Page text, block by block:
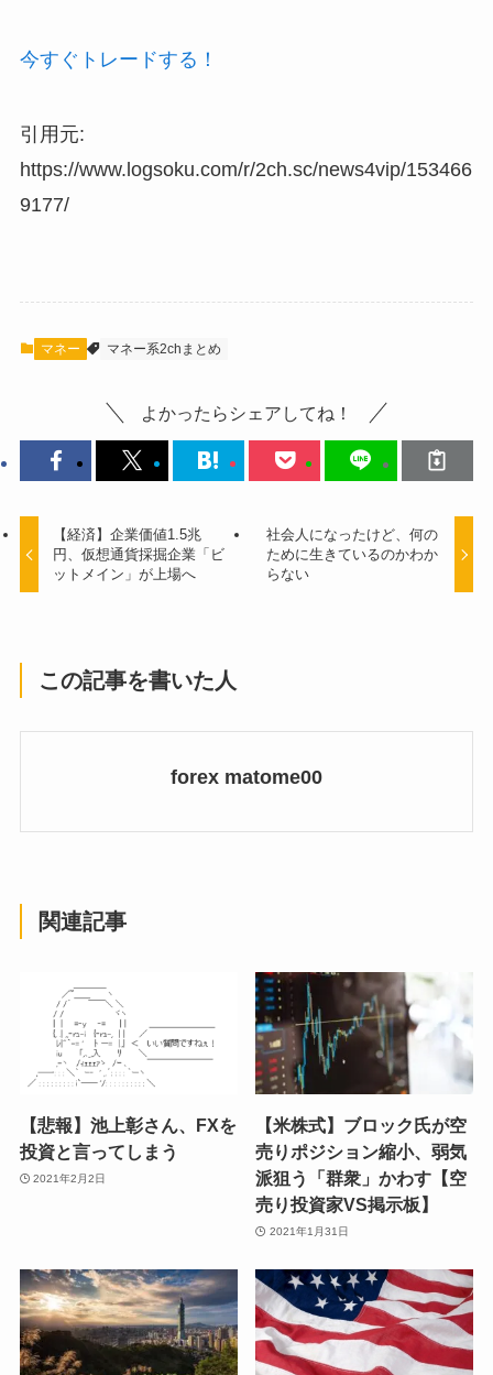
今すぐトレードする！
引用元:
https://www.logsoku.com/r/2ch.sc/news4vip/153466
9177/
マネー マネー系2chまとめ
よかったらシェアしてね！
【経済】企業価値1.5兆
円、仮想通貨採掘企業「ビ
ットメイン」が上場へ
社会人になったけど、何の
ために生きているのかわか
らない
この記事を書いた人
forex matome00
関連記事
【悲報】池上彰さん、FXを
投資と言ってしまう
2021年2月2日
【米株式】ブロック氏が空
売りポジション縮小、弱気
派狙う「群衆」かわす【空
売り投資家VS掲示板】
2021年1月31日